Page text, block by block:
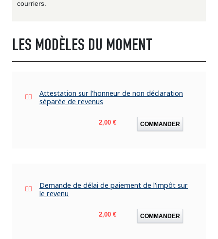
courriers.
LES MODÈLES DU MOMENT
Attestation sur l'honneur de non déclaration
séparée de revenus
Prix
2,00 € COMMANDER
Demande de délai de paiement de l'impôt sur
le revenu
Prix
2,00 € COMMANDER